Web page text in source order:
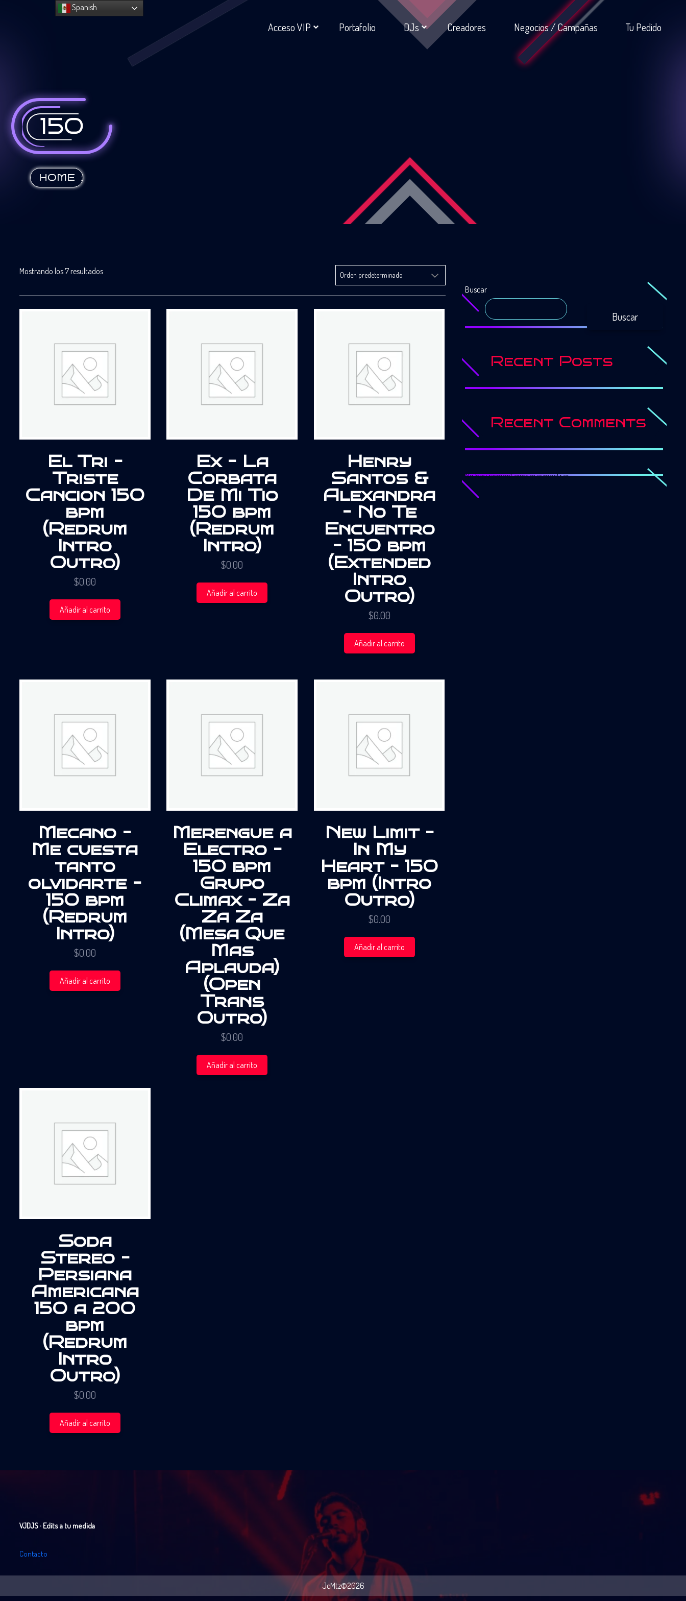
Acceso VIP Portafolio DJs Creadores Negocios / Campañas Tu Pedido
150
HOME :
Mostrando los 7 resultados
El Tri –
Triste
Cancion 150
bpm
(Redrum
Intro
Outro)
$0.00
Añadir al carrito
Ex – La
Corbata
De Mi Tio
150 bpm
(Redrum
Intro)
$0.00
Añadir al carrito
Henry
Santos &
Alexandra
– No Te
Encuentro
– 150 bpm
(Extended
Intro
Outro)
$0.00
Añadir al carrito
Mecano –
Me cuesta
tanto
olvidarte –
150 bpm
(Redrum
Intro)
$0.00
Añadir al carrito
Merengue a
Electro –
150 bpm
Grupo
Climax – Za
Za Za
(Mesa Que
Mas
Aplauda)
(Open
Trans
Outro)
$0.00
Añadir al carrito
New Limit –
In My
Heart – 150
bpm (Intro
Outro)
$0.00
Añadir al carrito
Soda
Stereo –
Persiana
Americana
150 a 200
bpm
(Redrum
Intro
Outro)
$0.00
Añadir al carrito
Buscar
Buscar
Recent Posts
Recent Comments
No hay comentarios que mostrar.
VJDJS · Edits a tu medida
Contacto
JcMtz©2026
Spanish